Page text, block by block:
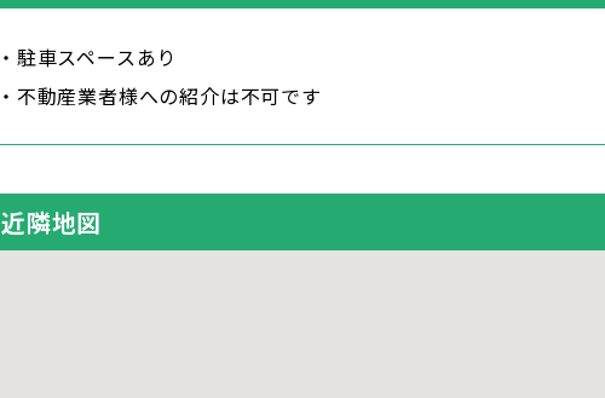
・駐車スペースあり
・不動産業者様への紹介は不可です
近隣地図